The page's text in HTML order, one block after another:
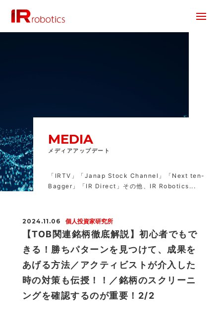
MEDIA
メディアアップデート
「IRTV」「Janap Stock Channel」「Next ten-
Bagger」「IR Direct」その他、IR Robotics...
2024.11.06 個人投資家研究所
【TOB関連銘柄徹底解説】初心者でもで
きる！勝ちパターンを見つけて、成果を
あげる方法／アクティビストが介入した
時の対策も伝授！！／銘柄のスクリーニ
ングを確認するのが重要！2/2